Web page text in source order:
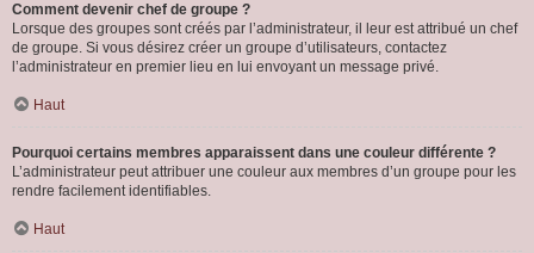
Comment devenir chef de groupe ?
Lorsque des groupes sont créés par l’administrateur, il leur est attribué un chef
de groupe. Si vous désirez créer un groupe d’utilisateurs, contactez
l’administrateur en premier lieu en lui envoyant un message privé.
Haut
Pourquoi certains membres apparaissent dans une couleur différente ?
L’administrateur peut attribuer une couleur aux membres d’un groupe pour les
rendre facilement identifiables.
Haut